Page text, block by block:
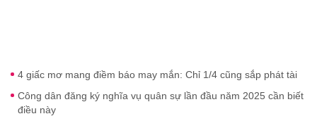
4 giấc mơ mang điềm báo may mắn: Chỉ 1/4 cũng sắp phát tài
Công dân đăng ký nghĩa vụ quân sự lần đầu năm 2025 cần biết
điều này